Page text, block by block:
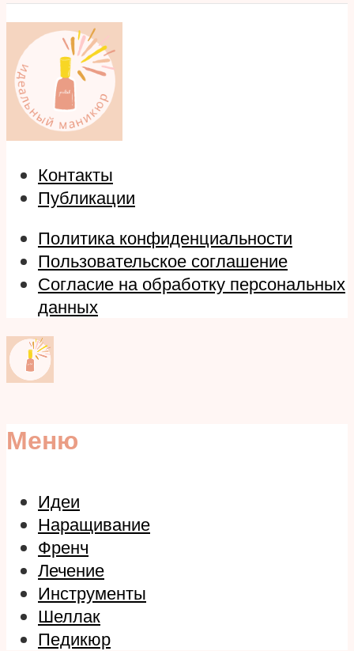
Контакты
Публикации
Политика конфиденциальности
Пользовательское соглашение
Согласие на обработку персональных
данных
Меню
Идеи
Наращивание
Френч
Лечение
Инструменты
Шеллак
Педикюр